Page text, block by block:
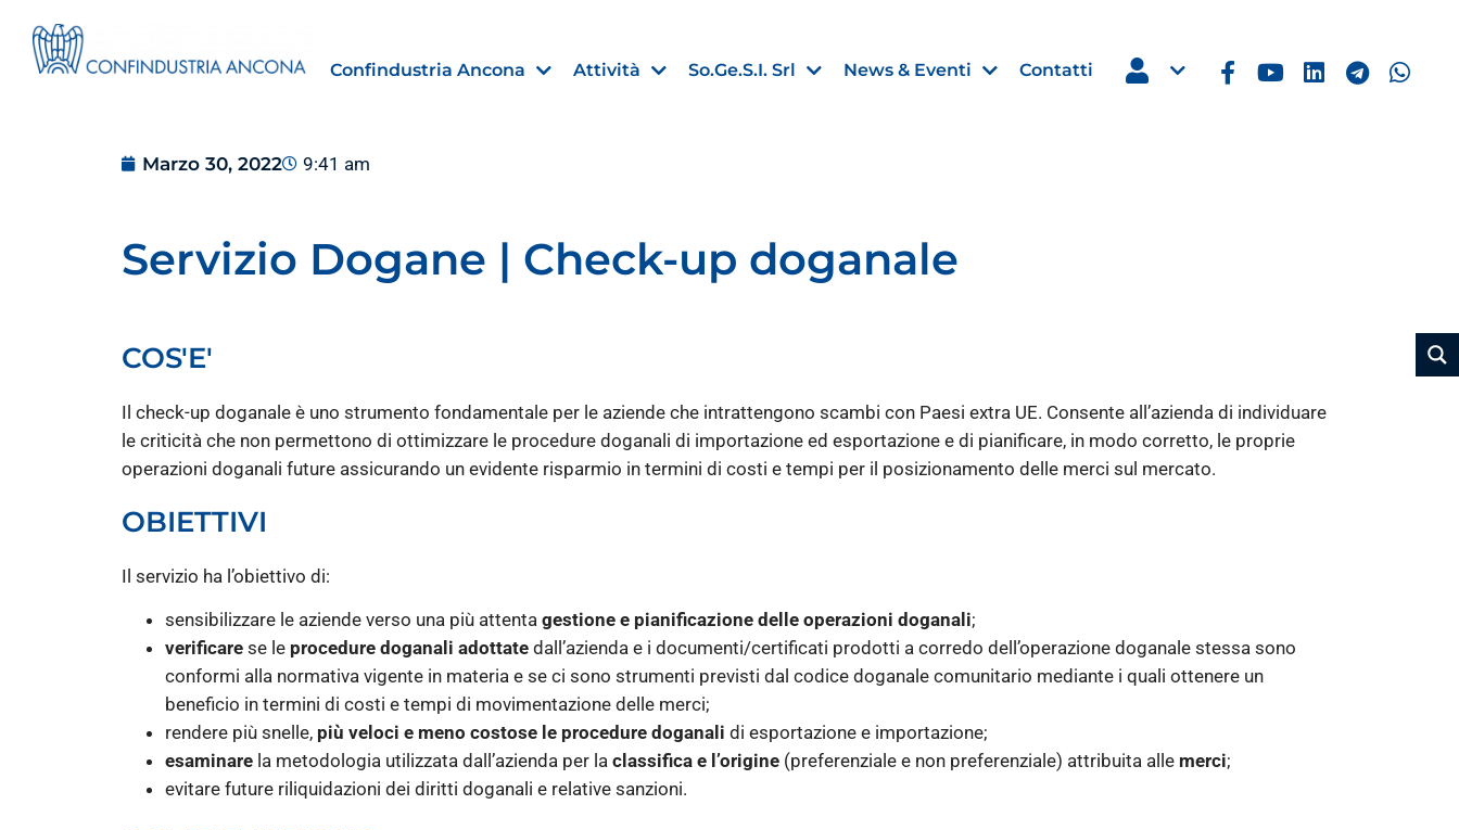
Confindustria Ancona Attività So.Ge.S.I. Srl News & Eventi
preferenziale
Leggi →
Finanza agevolata
Leggi → Leggi →
Contatti
Marzo 30, 2022 9:41 am
Servizio Dogane | Check-up doganale
COS'E'
Il check-up doganale è uno strumento fondamentale per le aziende che intrattengono scambi con Paesi extra UE. Consente all’azienda di individuare
le criticità che non permettono di ottimizzare le procedure doganali di importazione ed esportazione e di pianificare, in modo corretto, le proprie
operazioni doganali future assicurando un evidente risparmio in termini di costi e tempi per il posizionamento delle merci sul mercato.
OBIETTIVI
Il servizio ha l’obiettivo di:
sensibilizzare le aziende verso una più attenta gestione e pianificazione delle operazioni doganali;
verificare se le procedure doganali adottate dall’azienda e i documenti/certificati prodotti a corredo dell’operazione doganale stessa sono
conformi alla normativa vigente in materia e se ci sono strumenti previsti dal codice doganale comunitario mediante i quali ottenere un
beneficio in termini di costi e tempi di movimentazione delle merci;
rendere più snelle, più veloci e meno costose le procedure doganali di esportazione e importazione;
esaminare la metodologia utilizzata dall’azienda per la classifica e l’origine (preferenziale e non preferenziale) attribuita alle merci;
evitare future riliquidazioni dei diritti doganali e relative sanzioni.